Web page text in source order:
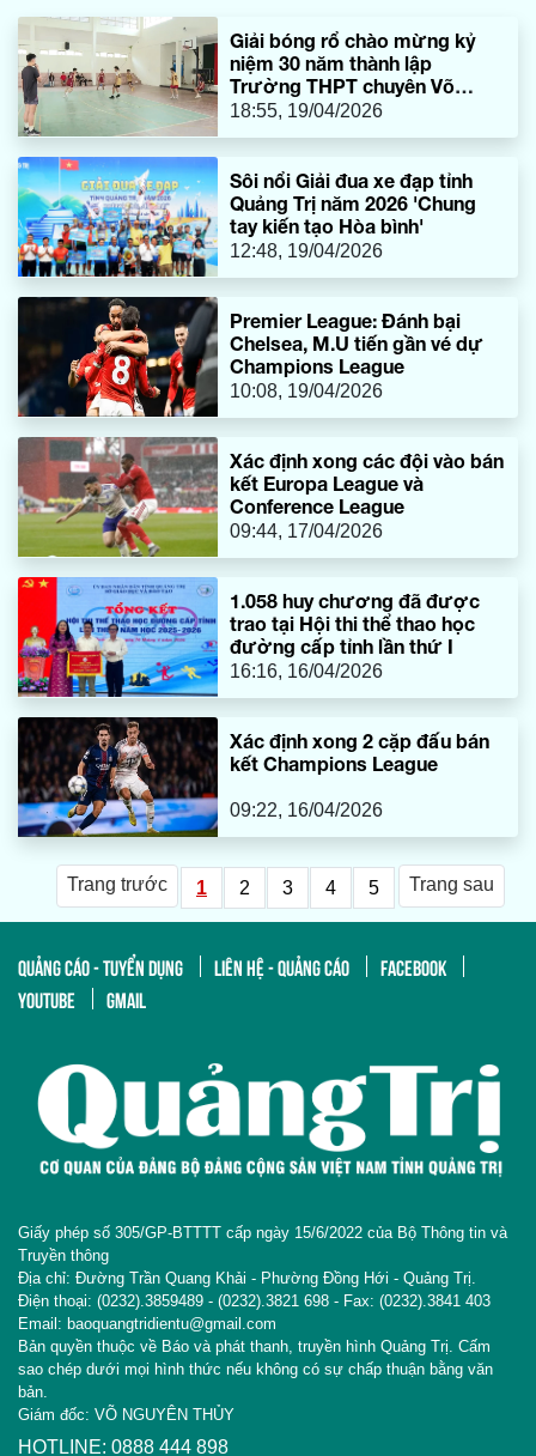
Giải bóng rổ chào mừng kỷ
niệm 30 năm thành lập
Trường THPT chuyên Võ
Nguyên Giáp
18:55, 19/04/2026
Sôi nổi Giải đua xe đạp tỉnh
Quảng Trị năm 2026 'Chung
tay kiến tạo Hòa bình'
12:48, 19/04/2026
Premier League: Đánh bại
Chelsea, M.U tiến gần vé dự
Champions League
10:08, 19/04/2026
Xác định xong các đội vào bán
kết Europa League và
Conference League
09:44, 17/04/2026
1.058 huy chương đã được
trao tại Hội thi thể thao học
đường cấp tỉnh lần thứ I
16:16, 16/04/2026
Xác định xong 2 cặp đấu bán
kết Champions League
09:22, 16/04/2026
Trang trước 1 2 3 4 5 Trang sau
QUẢNG CÁO - TUYỂN DỤNG LIÊN HỆ - QUẢNG CÁO
FACEBOOK
YOUTUBE
GMAIL
Giấy phép số 305/GP-BTTTT cấp ngày 15/6/2022 của Bộ Thông tin và
Truyền thông
Địa chỉ: Đường Trần Quang Khải - Phường Đồng Hới - Quảng Trị.
Điện thoại: (0232).3859489 - (0232).3821 698 - Fax: (0232).3841 403
Email: baoquangtridientu@gmail.com
Bản quyền thuộc về Báo và phát thanh, truyền hình Quảng Trị. Cấm
sao chép dưới mọi hình thức nếu không có sự chấp thuận bằng văn
bản.
Giám đốc: VÕ NGUYÊN THỦY
HOTLINE: 0888 444 898